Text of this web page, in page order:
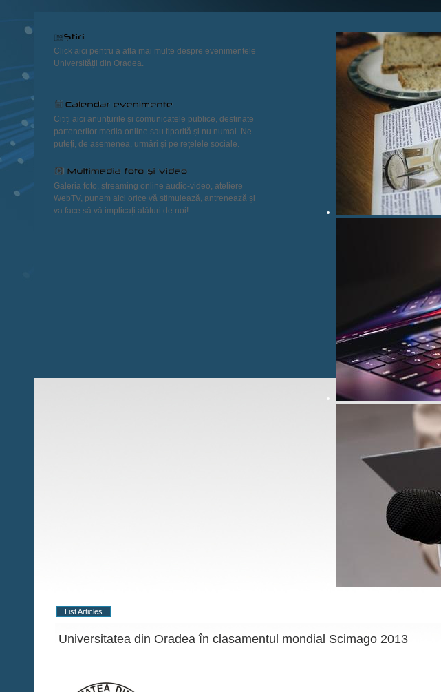
Click aici pentru a afla mai multe despre evenimentele
Universității din Oradea.
Citiți aici anunțurile și comunicatele publice, destinate
partenerilor media online sau tiparită și nu numai. Ne
puteți, de asemenea, urmări și pe rețelele sociale.
Galeria foto, streaming online audio-video, ateliere
WebTV, punem aici orice vă stimulează, antrenează și
va face să vă implicați alături de noi!
List Articles
Universitatea din Oradea în clasamentul mondial Scimago 2013